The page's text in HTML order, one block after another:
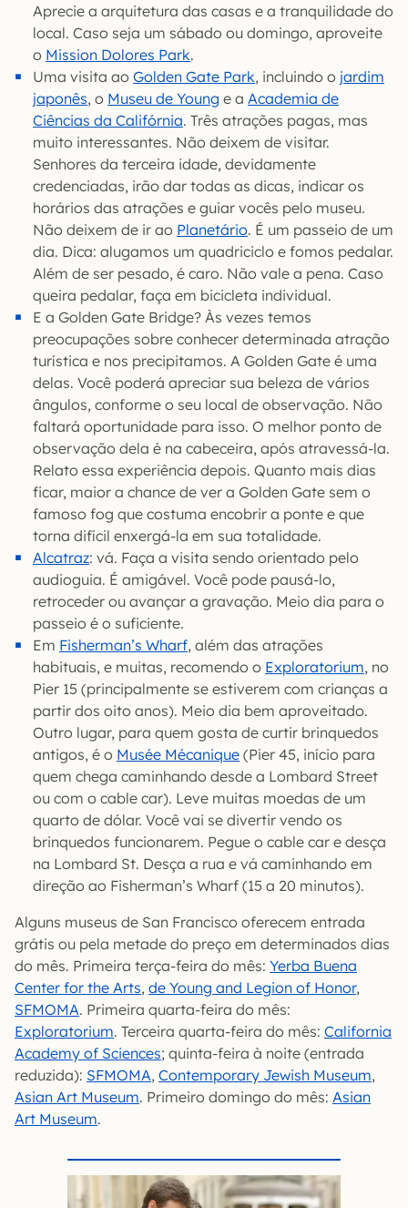
Aprecie a arquitetura das casas e a tranquilidade do
local. Caso seja um sábado ou domingo, aproveite
o Mission Dolores Park.
Uma visita ao Golden Gate Park, incluindo o jardim
japonês, o Museu de Young e a Academia de
Ciências da Califórnia. Três atrações pagas, mas
muito interessantes. Não deixem de visitar.
Senhores da terceira idade, devidamente
credenciadas, irão dar todas as dicas, indicar os
horários das atrações e guiar vocês pelo museu.
Não deixem de ir ao Planetário. É um passeio de um
dia. Dica: alugamos um quadriciclo e fomos pedalar.
Além de ser pesado, é caro. Não vale a pena. Caso
queira pedalar, faça em bicicleta individual.
E a Golden Gate Bridge? Às vezes temos
preocupações sobre conhecer determinada atração
turística e nos precipitamos. A Golden Gate é uma
delas. Você poderá apreciar sua beleza de vários
ângulos, conforme o seu local de observação. Não
faltará oportunidade para isso. O melhor ponto de
observação dela é na cabeceira, após atravessá-la.
Relato essa experiência depois. Quanto mais dias
ficar, maior a chance de ver a Golden Gate sem o
famoso fog que costuma encobrir a ponte e que
torna difícil enxergá-la em sua totalidade.
Alcatraz: vá. Faça a visita sendo orientado pelo
audioguia. É amigável. Você pode pausá-lo,
retroceder ou avançar a gravação. Meio dia para o
passeio é o suficiente.
Em Fisherman’s Wharf, além das atrações
habituais, e muitas, recomendo o Exploratorium, no
Pier 15 (principalmente se estiverem com crianças a
partir dos oito anos). Meio dia bem aproveitado.
Outro lugar, para quem gosta de curtir brinquedos
antigos, é o Musée Mécanique (Pier 45, início para
quem chega caminhando desde a Lombard Street
ou com o cable car). Leve muitas moedas de um
quarto de dólar. Você vai se divertir vendo os
brinquedos funcionarem. Pegue o cable car e desça
na Lombard St. Desça a rua e vá caminhando em
direção ao Fisherman’s Wharf (15 a 20 minutos).
Alguns museus de San Francisco oferecem entrada
grátis ou pela metade do preço em determinados dias
do mês. Primeira terça-feira do mês: Yerba Buena
Center for the Arts, de Young and Legion of Honor,
SFMOMA. Primeira quarta-feira do mês:
Exploratorium. Terceira quarta-feira do mês: California
Academy of Sciences; quinta-feira à noite (entrada
reduzida): SFMOMA, Contemporary Jewish Museum,
Asian Art Museum. Primeiro domingo do mês: Asian
Art Museum.